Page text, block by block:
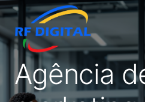
Agência